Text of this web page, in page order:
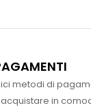
metodi di
in